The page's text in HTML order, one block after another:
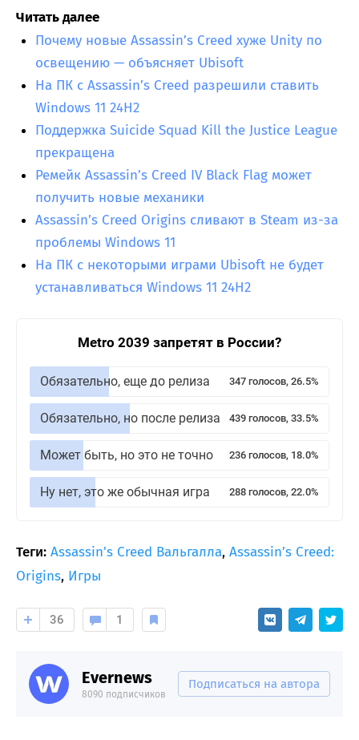
Читать далее
Почему новые Assassin’s Creed хуже Unity по
освещению — объясняет Ubisoft
На ПК с Assassin’s Creed разрешили ставить
Windows 11 24H2
Поддержка Suicide Squad Kill the Justice League
прекращена
Ремейк Assassin’s Creed IV Black Flag может
получить новые механики
Assassin’s Creed Origins сливают в Steam из-за
проблемы Windows 11
На ПК с некоторыми играми Ubisoft не будет
устанавливаться Windows 11 24H2
Metro 2039 запретят в России?
Обязательно, еще до релиза 347 голосов, 26.5%
Обязательно, но после релиза 439 голосов, 33.5%
Может быть, но это не точно 236 голосов, 18.0%
Ну нет, это же обычная игра 288 голосов, 22.0%
Теги: Assassin's Creed Вальгалла, Assassin’s Creed:
Origins, Игры
36 1
Evernews
8090 подписчиков
Подписаться на автора